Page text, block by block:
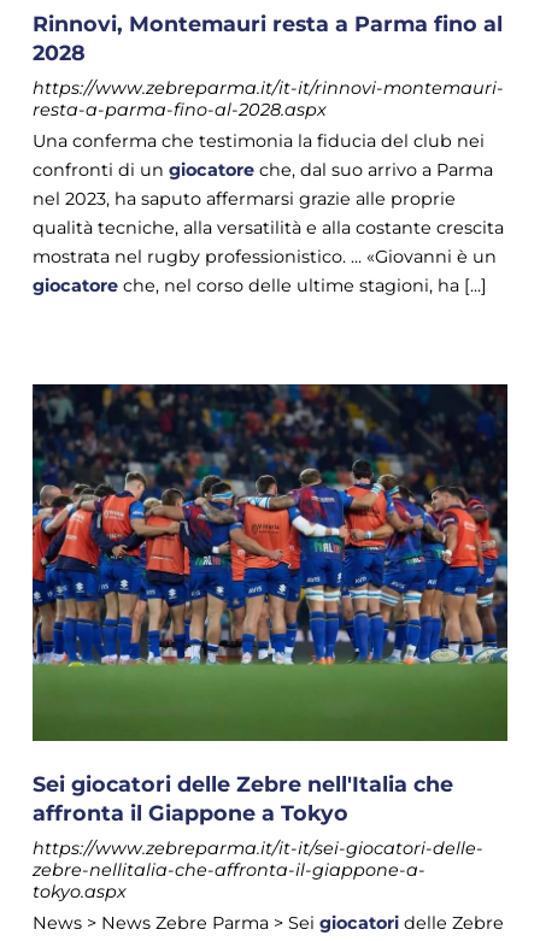
Rinnovi, Montemauri resta a Parma fino al
2028
https://www.zebreparma.it/it-it/rinnovi-montemauri-
resta-a-parma-fino-al-2028.aspx
Una conferma che testimonia la fiducia del club nei
confronti di un giocatoreche, dal suo arrivo a Parma
nel 2023, ha saputo affermarsi grazie alle proprie
qualità tecniche, alla versatilità e alla costante crescita
mostrata nel rugby professionistico. ... «Giovanni è un
giocatoreche, nel corso delle ultime stagioni, ha [...]
Sei giocatori delle Zebre nell'Italia che
affronta il Giappone a Tokyo
https://www.zebreparma.it/it-it/sei-giocatori-delle-
zebre-nellitalia-che-affronta-il-giappone-a-
tokyo.aspx
News > News Zebre Parma > Sei giocatoridelle Zebre